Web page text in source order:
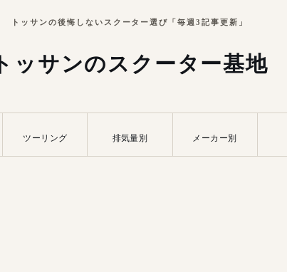
トッサンの後悔しないスクーター選び「毎週3記事更新」
トッサンのスクーター基地
ツーリング 排気量別 メーカー別